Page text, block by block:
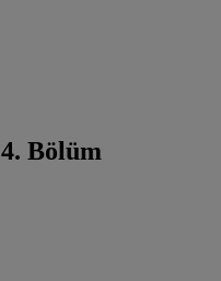
4. Bölüm